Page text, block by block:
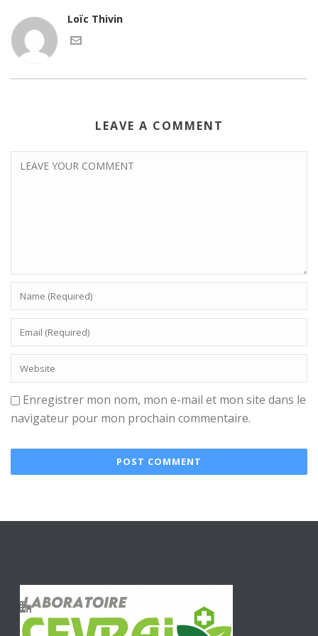
Loïc Thivin
LEAVE A COMMENT
Enregistrer mon nom, mon e-mail et mon site dans le
navigateur pour mon prochain commentaire.